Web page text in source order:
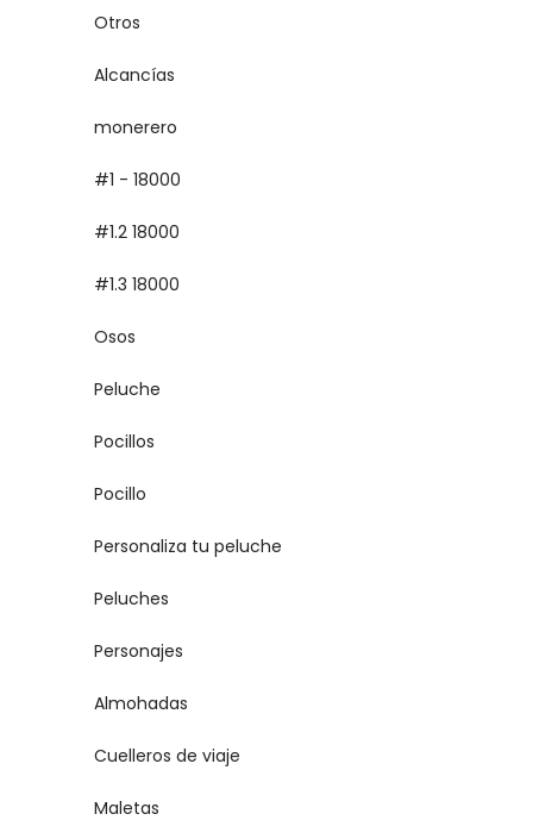
Otros
Alcancías
monerero
#1 - 18000
#1.2 18000
#1.3 18000
Osos
Peluche
Pocillos
Pocillo
Personaliza tu peluche
Peluches
Personajes
Almohadas
Cuelleros de viaje
Maletas